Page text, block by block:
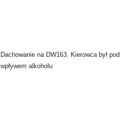
Dachowanie na DW163. Kierowca był pod
wpływem alkoholu